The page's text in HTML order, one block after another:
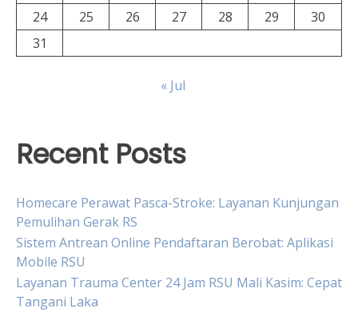
24
25 26 27 28 29
30
31
« Jul
Recent Posts
Homecare Perawat Pasca-Stroke: Layanan Kunjungan
Pemulihan Gerak RS
Sistem Antrean Online Pendaftaran Berobat: Aplikasi
Mobile RSU
Layanan Trauma Center 24 Jam RSU Mali Kasim: Cepat
Tangani Laka